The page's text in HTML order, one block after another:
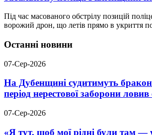
Під час масованого обстрілу позицій
ворожий дрон, що летів прямо в укриття
Останні новини
07-Сер-2026
На Дубенщині судитимуть
період нерестової заборони
07-Сер-2026
«Я тут, щоб мої рідні були там —